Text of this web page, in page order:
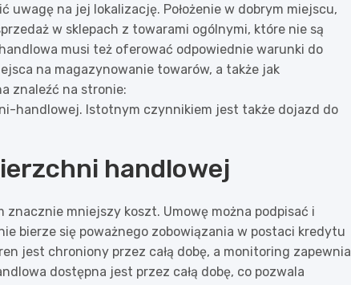
na jej lokalizację. Położenie w dobrym miejscu,
w sklepach z towarami ogólnymi, które nie są
musi też oferować odpowiednie warunki do
na magazynowanie towarów, a także jak
znaleźć na stronie:
Istotnym czynnikiem jest także dojazd do
handlowej
mniejszy koszt. Umowę można podpisać i
bierze się poważnego zobowiązania w postaci kredytu
jest chroniony przez całą dobę, a monitoring zapewnia
dostępna jest przez całą dobę, co pozwala